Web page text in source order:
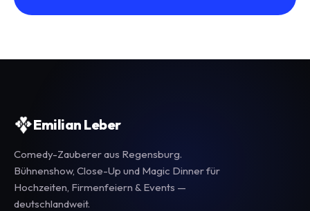
Emilian Leber
Comedy-Zauberer aus Regensburg.
Bühnenshow, Close-Up und Magic Dinner für
Hochzeiten, Firmenfeiern & Events —
deutschlandweit.